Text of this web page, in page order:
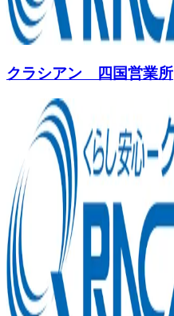
クラシアン 四国営業所